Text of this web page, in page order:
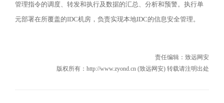
管理指令的调度、转发和执行及数据的汇总、分析和预警。执行单
元部署在所覆盖的IDC机房，负责实现本地IDC的信息安全管理。
责任编辑： 致远网安
版权所有：http://www.zyond.cn (致远网安) 转载请注明出处